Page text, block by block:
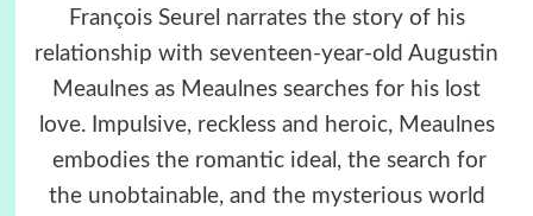
François Seurel narrates the story of his
relationship with seventeen-year-old Augustin
Meaulnes as Meaulnes searches for his lost
love. Impulsive, reckless and heroic, Meaulnes
embodies the romantic ideal, the search for
the unobtainable, and the mysterious world